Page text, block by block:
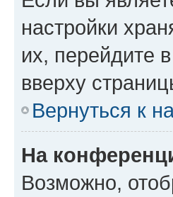
настройки
их, перейдите
вверху
Вернуться к
На
Возможно,